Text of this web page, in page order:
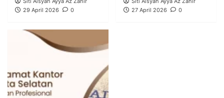
29 April 2026
0
27 April 2026
0